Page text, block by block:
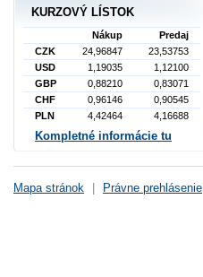
KURZOVÝ LÍSTOK
Nákup
Predaj
CZK
24,96847
23,53753
USD
1,19035
1,12100
GBP
0,88210
0,83071
CHF
0,96146
0,90545
PLN
4,42464 4,16688
Kompletné informácie tu
Mapa stránok Právne prehlásenie